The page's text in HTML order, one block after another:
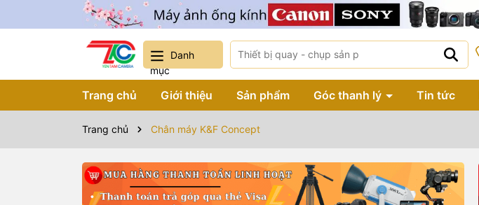
Danh
mục
Trang chủ Giới thiệu Sản phẩm Góc thanh lý Tin tức
Trang chủ Chân máy K&F Concept